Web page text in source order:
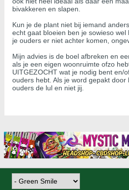
bivakkeren en slapen.
Kun je de plant niet bij iemand
echt gaat bloeien ben je sowieso wel
je ouders er niet achter komen,
Mijn advies is de boel afbreken en
als je een eigen woonruimte ofzo
UITGEZOCHT wat je nodig bent en/
ouders hebt. Als je word gepakt door
ouders de lul en niet jij.